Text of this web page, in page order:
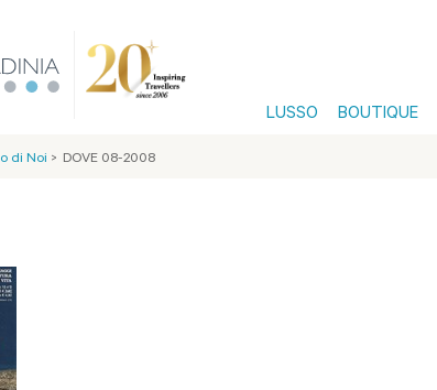
LUSSO BOUTIQUE
di Noi > DOVE 08-2008